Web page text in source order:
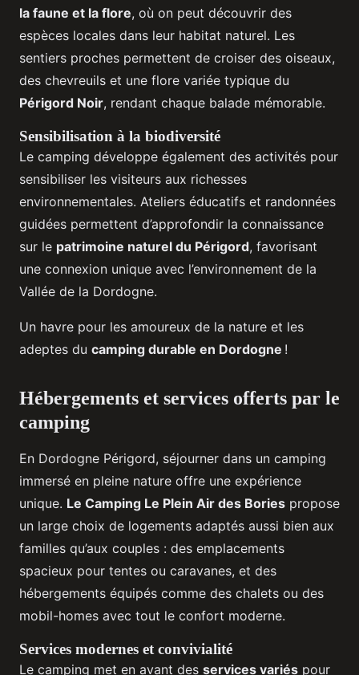
la faune et la flore, où on peut découvrir des
espèces locales dans leur habitat naturel. Les
sentiers proches permettent de croiser des oiseaux,
des chevreuils et une flore variée typique du
Périgord Noir, rendant chaque balade mémorable.
Sensibilisation à la biodiversité
Le camping développe également des activités pour
sensibiliser les visiteurs aux richesses
environnementales. Ateliers éducatifs et randonnées
guidées permettent d’approfondir la connaissance
sur le patrimoine naturel du Périgord, favorisant
une connexion unique avec l’environnement de la
Vallée de la Dordogne.
Un havre pour les amoureux de la nature et les
adeptes du camping durable en Dordogne !
Hébergements et services offerts par le
camping
En Dordogne Périgord, séjourner dans un camping
immersé en pleine nature offre une expérience
unique. Le Camping Le Plein Air des Bories propose
un large choix de logements adaptés aussi bien aux
familles qu’aux couples : des emplacements
spacieux pour tentes ou caravanes, et des
hébergements équipés comme des chalets ou des
mobil-homes avec tout le confort moderne.
Services modernes et convivialité
Le camping met en avant des services variés pour